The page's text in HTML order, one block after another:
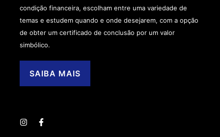
condição financeira, escolham entre uma variedade de
temas e estudem quando e onde desejarem, com a opção
de obter um certificado de conclusão por um valor
simbólico.
SAIBA MAIS